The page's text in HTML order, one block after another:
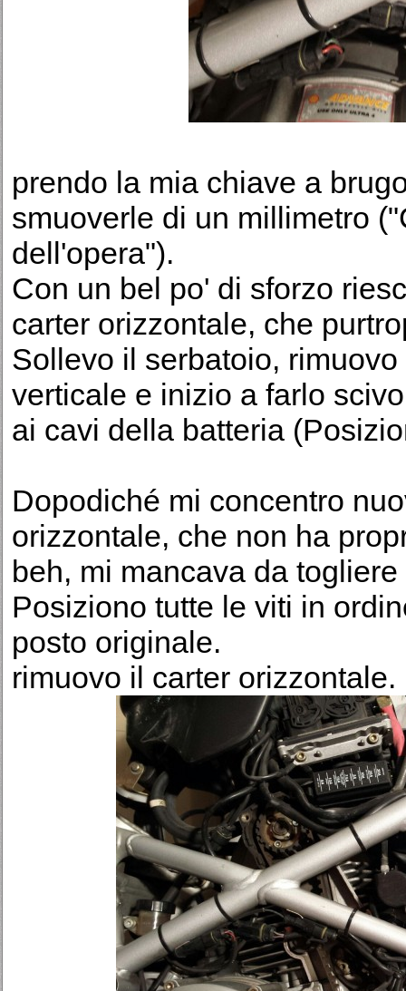
prendo la mia chiave a
smuoverle di un millimetro
dell'opera").
Con un bel po' di sforzo
carter orizzontale, che
Sollevo il serbatoio,
verticale e inizio a farlo
ai cavi della batteria
Dopodiché mi concentro
orizzontale, che non ha
beh, mi mancava da
Posiziono tutte le viti in
posto originale.
rimuovo il carter orizzontale.